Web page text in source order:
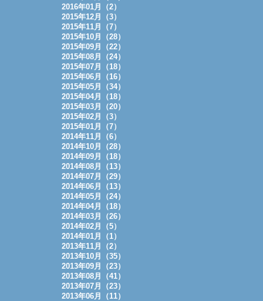
2016年01月（2）
2015年12月（3）
2015年11月（7）
2015年10月（28）
2015年09月（22）
2015年08月（24）
2015年07月（18）
2015年06月（16）
2015年05月（34）
2015年04月（18）
2015年03月（20）
2015年02月（3）
2015年01月（7）
2014年11月（6）
2014年10月（28）
2014年09月（18）
2014年08月（13）
2014年07月（29）
2014年06月（13）
2014年05月（24）
2014年04月（18）
2014年03月（26）
2014年02月（5）
2014年01月（1）
2013年11月（2）
2013年10月（35）
2013年09月（23）
2013年08月（41）
2013年07月（23）
2013年06月（11）